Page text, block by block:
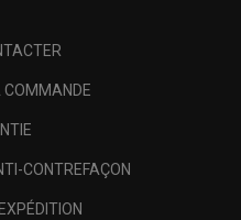
CONTREFAÇON